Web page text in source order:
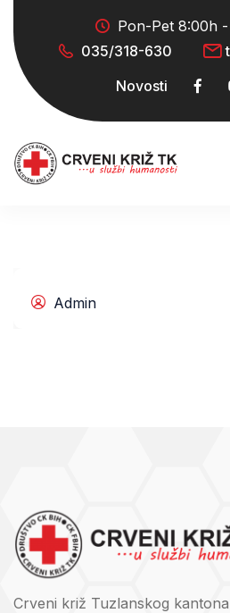
Pon-Pet 8:00h
035/318-630
Novosti
Admin
Crveni križ Tuzlanskog